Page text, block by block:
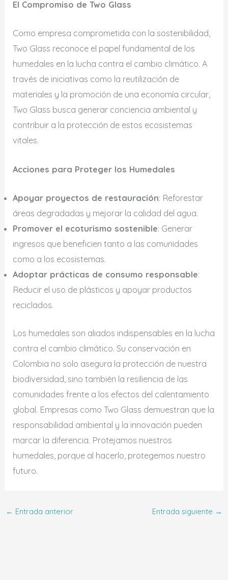
El Compromiso de Two Glass
Como empresa comprometida con la sostenibilidad,
Two Glass reconoce el papel fundamental de los
humedales en la lucha contra el cambio climático. A
través de iniciativas como la reutilización de
materiales y la promoción de una economía circular,
Two Glass busca generar conciencia ambiental y
contribuir a la protección de estos ecosistemas
vitales.
Acciones para Proteger los Humedales
Apoyar proyectos de restauración: Reforestar
áreas degradadas y mejorar la calidad del agua.
Promover el ecoturismo sostenible: Generar
ingresos que beneficien tanto a las comunidades
como a los ecosistemas.
Adoptar prácticas de consumo responsable:
Reducir el uso de plásticos y apoyar productos
reciclados.
Los humedales son aliados indispensables en la lucha
contra el cambio climático. Su conservación en
Colombia no solo asegura la protección de nuestra
biodiversidad, sino también la resiliencia de las
comunidades frente a los efectos del calentamiento
global. Empresas como Two Glass demuestran que la
responsabilidad ambiental y la innovación pueden
marcar la diferencia. Protejamos nuestros
humedales, porque al hacerlo, protegemos nuestro
futuro.
← Entrada anterior Entrada siguiente →